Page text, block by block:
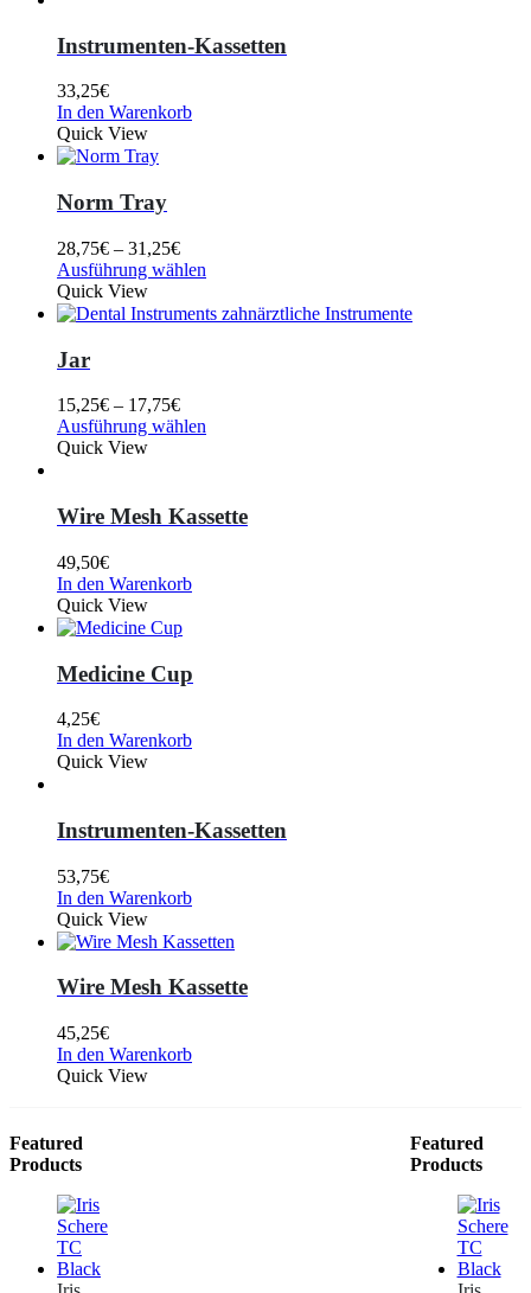
Instrumenten-Kassetten
33,25€
In den Warenkorb
Quick View
Norm Tray
28,75€ – 31,25€
Ausführung wählen
Quick View
Jar
15,25€ – 17,75€
Ausführung wählen
Quick View
Wire Mesh Kassette
49,50€
In den Warenkorb
Quick View
Medicine Cup
4,25€
In den Warenkorb
Quick View
Instrumenten-Kassetten
53,75€
In den Warenkorb
Quick View
Wire Mesh Kassette
45,25€
In den Warenkorb
Quick View
Featured
Products
Featured
Products